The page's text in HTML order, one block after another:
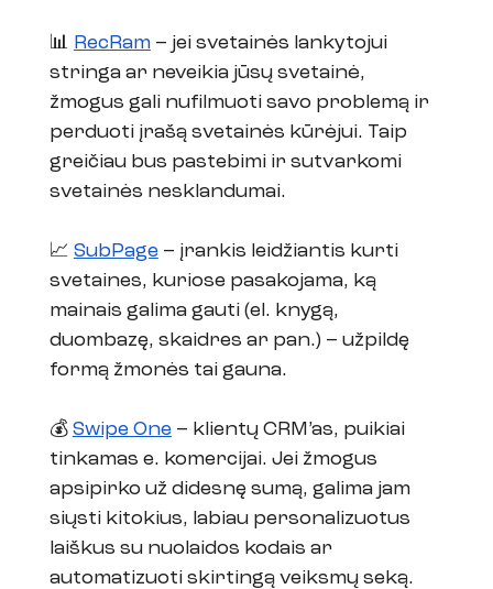
📊 RecRam – jei svetainės lankytojui
stringa ar neveikia jūsų svetainė,
žmogus gali nufilmuoti savo problemą ir
perduoti įrašą svetainės kūrėjui. Taip
greičiau bus pastebimi ir sutvarkomi
svetainės nesklandumai.
📈 SubPage – įrankis leidžiantis kurti
svetaines, kuriose pasakojama, ką
mainais galima gauti (el. knygą,
duombazę, skaidres ar pan.) – užpildę
formą žmonės tai gauna.
💰 Swipe One – klientų CRM’as, puikiai
tinkamas e. komercijai. Jei žmogus
apsipirko už didesnę sumą, galima jam
siųsti kitokius, labiau personalizuotus
laiškus su nuolaidos kodais ar
automatizuoti skirtingą veiksmų seką.